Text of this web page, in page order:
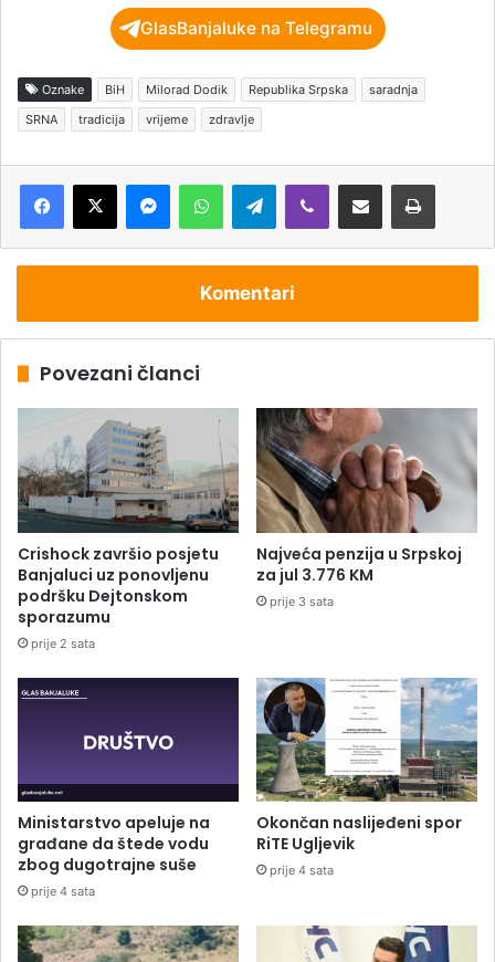
GlasBanjaluke na Telegramu
Oznake BiH Milorad Dodik Republika Srpska
saradnja
SRNA
tradicija vrijeme zdravlje
Telegram
Komentari
Povezani članci
Crishock završio posjetu
Banjaluci uz ponovljenu
podršku Dejtonskom
sporazumu
prije 2 sata
Najveća penzija u Srpskoj
za jul 3.776 KM
prije 3 sata
Ministarstvo apeluje na
građane da štede vodu
zbog dugotrajne suše
prije 4 sata
Okončan naslijeđeni spor
RiTE Ugljevik
prije 4 sata